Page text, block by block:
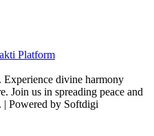
Experience divine harmony
Join us in spreading peace and
Powered by Softdigi